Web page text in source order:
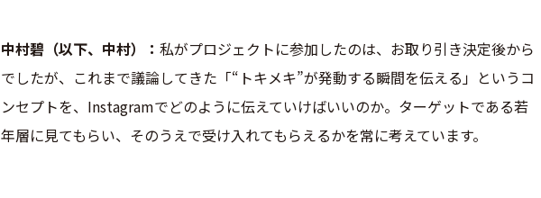
中村碧（以下、中村）
私がプロジェクトに参加したのは、お取り引き決定後から
でしたが、 これまで議論してきた「“トキメキ”が発動する瞬間を伝える」というコ
ンセプトを、Instagramでどのように伝えていけばいいのか。ターゲットである若
年層に見てもらい、そのうえで受け入れてもらえるかを常に考えています。